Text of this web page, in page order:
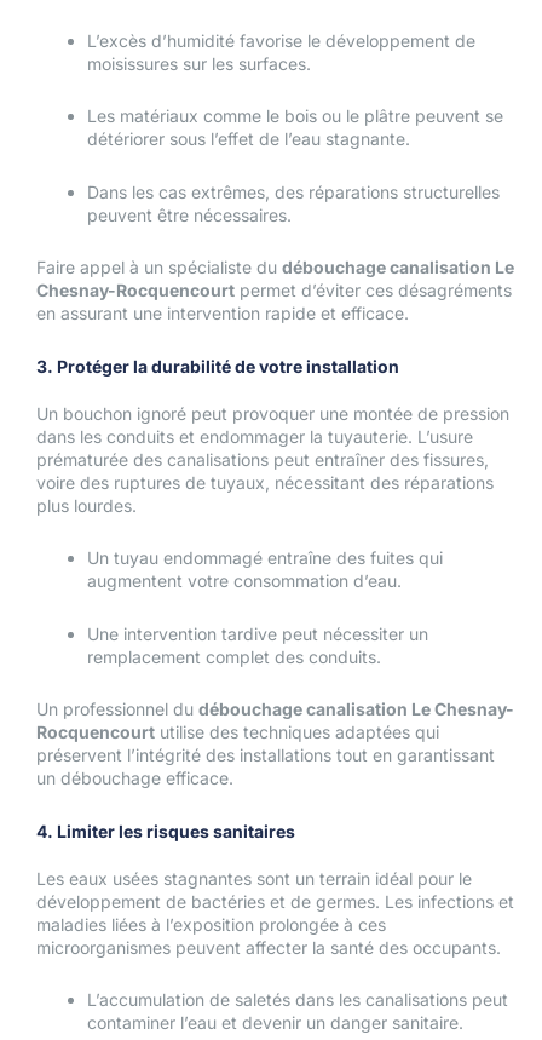
L’excès d’humidité favorise le développement de
moisissures sur les surfaces.
Les matériaux comme le bois ou le plâtre peuvent se
détériorer sous l’effet de l’eau stagnante.
Dans les cas extrêmes, des réparations structurelles
peuvent être nécessaires.
Faire appel à un spécialiste du débouchage canalisation Le
Chesnay-Rocquencourt permet d’éviter ces désagréments
en assurant une intervention rapide et efficace.
3. Protéger la durabilité de votre installation
Un bouchon ignoré peut provoquer une montée de pression
dans les conduits et endommager la tuyauterie. L’usure
prématurée des canalisations peut entraîner des fissures,
voire des ruptures de tuyaux, nécessitant des réparations
plus lourdes.
Un tuyau endommagé entraîne des fuites qui
augmentent votre consommation d’eau.
Une intervention tardive peut nécessiter un
remplacement complet des conduits.
Un professionnel du débouchage canalisation Le Chesnay-
Rocquencourt utilise des techniques adaptées qui
préservent l’intégrité des installations tout en garantissant
un débouchage efficace.
4. Limiter les risques sanitaires
Les eaux usées stagnantes sont un terrain idéal pour le
développement de bactéries et de germes. Les infections et
maladies liées à l’exposition prolongée à ces
microorganismes peuvent affecter la santé des occupants.
L’accumulation de saletés dans les canalisations peut
contaminer l’eau et devenir un danger sanitaire.